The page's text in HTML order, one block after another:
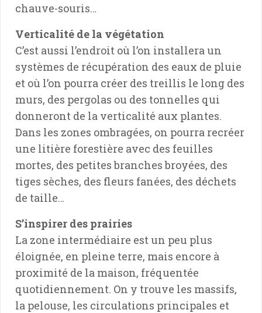
chauve-souris…
Verticalité de la végétation
C’est aussi l’endroit où l’on installera un
systèmes de récupération des eaux de pluie
et où l’on pourra créer des treillis le long des
murs, des pergolas ou des tonnelles qui
donneront de la verticalité aux plantes.
Dans les zones ombragées, on pourra recréer
une litière forestière avec des feuilles
mortes, des petites branches broyées, des
tiges sèches, des fleurs fanées, des déchets
de taille…
S’inspirer des prairies
La zone intermédiaire est un peu plus
éloignée, en pleine terre, mais encore à
proximité de la maison, fréquentée
quotidiennement. On y trouve les massifs,
la pelouse, les circulations principales et